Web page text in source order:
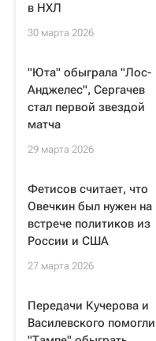
в НХЛ
30 марта 2026
"Юта" обыграла "Лос-
Анджелес", Сергачев
стал первой звездой
матча
29 марта 2026
Фетисов считает, что
Овечкин был нужен на
встрече политиков из
России и США
27 марта 2026
Передачи Кучерова и
Василевского помогли